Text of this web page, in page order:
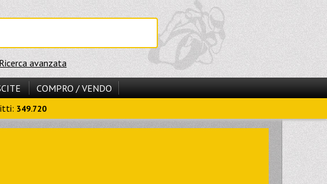
Ricerca avanzata
COMPRO / VENDO
349.720